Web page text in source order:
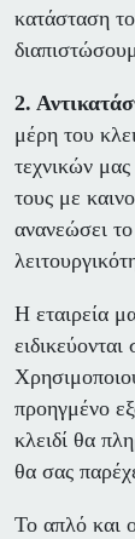
κατάσταση
2.
μέρη του
τεχνικών
τους με
ανανεώσει
Η εταιρεία
ειδικεύονται
προηγμένο
κλειδί θα
θα σας
Το απλό και